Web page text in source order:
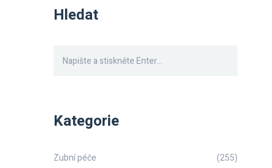
Hledat
Kategorie
Zubní péče (255)